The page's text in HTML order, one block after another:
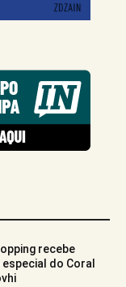
recebe
do Coral